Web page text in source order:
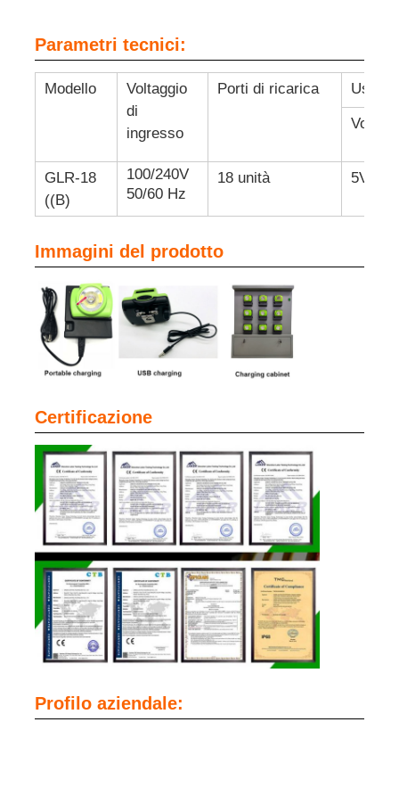
Lampade ricaricabili per coperture minerarie
lampada a tappo senza fili sotterranea
Lampade per l'estrazione del carbone
Lampada per la testa dei minatori
Lumiere a cappello duro per miniere
Lampada a prova di esplosione
Cinture minerarie sotterranee
Prodotti di vendita caldi
luce di avvertimento principale
Alimentazione elettrica portatile di immagazzinamento
LED High Bay Light
Parametri tecnici:
Modello
Voltaggio
di
ingresso
Porti di ricarica Uscita
GLR-18
((B)
100/240V
50/60 Hz
18 unità 5V
Immagini del prodotto
Certificazione
Profilo aziendale: